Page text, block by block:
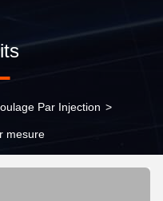
Par Injection >
mesure